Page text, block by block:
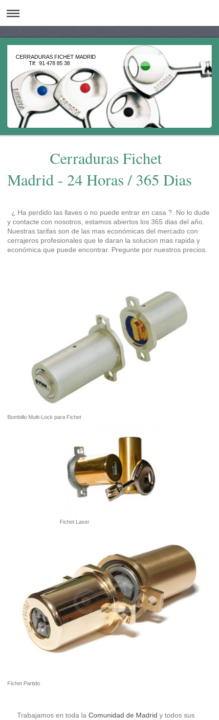
CERRADURAS FICHET MADRID
Tlf: 91 478 85 38
Cerraduras Fichet
Madrid - 24 Horas / 365 Dias
¿ Ha perdido las llaves o no puede entrar en casa ?. No lo dude
y contacte con nosotros, estamos abiertos los 365 dias del año.
Nuestras tarifas son de las mas económicas del mercado con
cerrajeros profesionales que le daran la solucion mas rapida y
económica que puede encontrar. Pregunte por nuestros precios.
Bombillo Multi-Lock para Fichet
Fichet Laser
Fichet Partido
Trabajamos en toda la Comunidad de Madrid y todos sus